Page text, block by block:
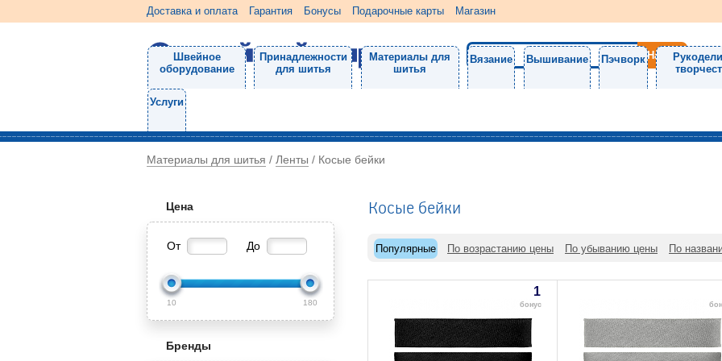
Доставка и оплата Гарантия Бонусы Подарочные карты Магазин
Швейное
оборудование
Принадлежности
для шитья
Материалы для
шитья
Вязание Вышивание Пэчворк
Услуги
Материалы для шитья / Ленты / Косые бейки
Цена
От До
10 180
Бренды
Косые бейки
Популярные По возрастанию цены По убыванию цены По
1
бонус